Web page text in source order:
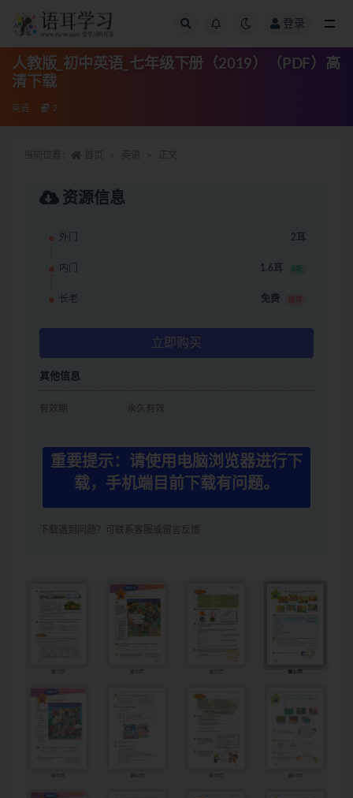
登录
人教版_初中英语_七年级下册（2019）（PDF）高
清下载
英语 2
资源信息
外门 2耳
内门 1.6耳 8折
长老 免费 推荐
立即购买
其他信息
有效期 永久有效
重要提示：请使用电脑浏览器进行下
载，手机端目前下载有问题。
下载遇到问题？可联系客服或留言反馈